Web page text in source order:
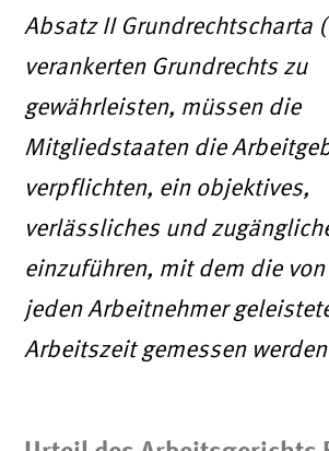
Absatz II Grundrechtscharta
verankerten Grundrechts zu
gewährleisten, müssen die
Mitgliedstaaten die
verpflichten, ein objektives,
verlässliches und
einzuführen, mit dem die
jeden Arbeitnehmer
Arbeitszeit gemessen